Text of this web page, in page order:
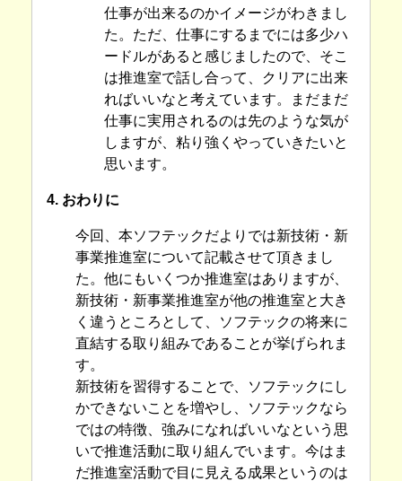
仕事が出来るのかイメージがわきまし
た。ただ、仕事にするまでには多少ハ
ードルがあると感じましたので、そこ
は推進室で話し合って、クリアに出来
ればいいなと考えています。まだまだ
仕事に実用されるのは先のような気が
しますが、粘り強くやっていきたいと
思います。
4. おわりに
今回、本ソフテックだよりでは新技術・新
事業推進室について記載させて頂きまし
た。他にもいくつか推進室はありますが、
新技術・新事業推進室が他の推進室と大き
く違うところとして、ソフテックの将来に
直結する取り組みであることが挙げられま
す。
新技術を習得することで、ソフテックにし
かできないことを増やし、ソフテックなら
ではの特徴、強みになればいいなという思
いで推進活動に取り組んでいます。今はま
だ推進室活動で目に見える成果というのは